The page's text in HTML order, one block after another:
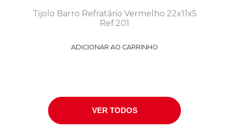
Tijolo Barro Refratário Vermelho 22x11x5
Ref.201
ADICIONAR AO CARRINHO
VER TODOS